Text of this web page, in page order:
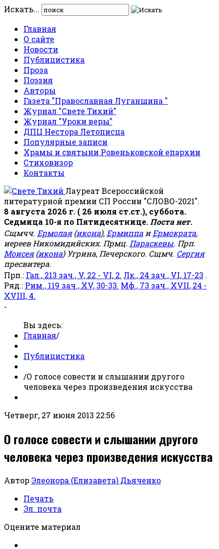
Искать...
Главная
О сайте
Новости
Публицистика
Проза
Поэзия
Авторы
Газета "Православная Луганщина "
Журнал "Свете Тихий"
Журнал "Уроки веры"
ДПЦ Нестора Летописца
Популярные записи
Храмы и святыни Ровеньковской епархии
Стиховизор
Контакты
Лауреат Всероссийской
литературной премии СП России "СЛОВО-2021".
8 августа 2026 г. ( 26 июля ст.ст.), суббота.
Седмица 10-я по Пятидесятнице. Поста нет.
Сщмчч. Ермолая(икона), Ермиппа иЕрмократа,
иереев Никомидийских. Прмц. Параскевы. Прп.
Моисея(икона) Угрина, Печерского. Сщмч. Сергия
пресвитера.
Прп.: Гал., 213 зач., V, 22 - VI, 2. Лк., 24 зач., VI, 17-23 .
Ряд.: Рим., 119 зач., XV, 30-33. Мф., 73 зач., XVII, 24 -
XVIII, 4.
-
Вы здесь:
Главная/
Публицистика
/О голосе совести и слышании другого
человека через произведения искусства
Четверг, 27 июня 2013 22:56
О голосе совести и слышании другого
человека через произведения искусства
Автор Элеонора (Елизавета) Дьяченко
Печать
Эл. почта
Оцените материал